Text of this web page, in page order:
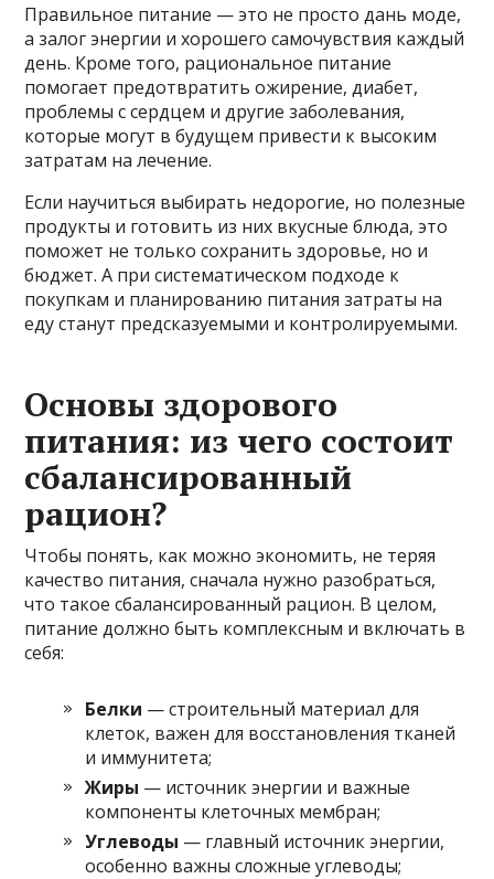
Правильное питание — это не просто дань моде,
а залог энергии и хорошего самочувствия каждый
день. Кроме того, рациональное питание
помогает предотвратить ожирение, диабет,
проблемы с сердцем и другие заболевания,
которые могут в будущем привести к высоким
затратам на лечение.
Если научиться выбирать недорогие, но полезные
продукты и готовить из них вкусные блюда, это
поможет не только сохранить здоровье, но и
бюджет. А при систематическом подходе к
покупкам и планированию питания затраты на
еду станут предсказуемыми и контролируемыми.
Основы здорового
питания: из чего состоит
сбалансированный
рацион?
Чтобы понять, как можно экономить, не теряя
качество питания, сначала нужно разобраться,
что такое сбалансированный рацион. В целом,
питание должно быть комплексным и включать в
себя:
Белки — строительный материал для
клеток, важен для восстановления тканей
и иммунитета;
Жиры — источник энергии и важные
компоненты клеточных мембран;
Углеводы — главный источник энергии,
особенно важны сложные углеводы;